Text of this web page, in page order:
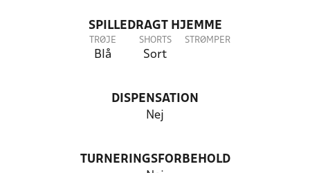
SPILLEDRAGT HJEMME
TRØJE
Blå
SHORTS
Sort
STRØMPER
DISPENSATION
Nej
TURNERINGSFORBEHOLD